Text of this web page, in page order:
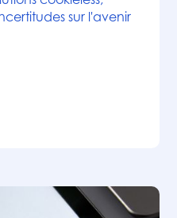
sur l'avenir